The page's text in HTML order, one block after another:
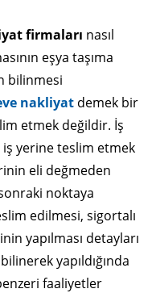
firmaları nasıl
eşya taşıma
bilinmesi
nakliyat demek bir
etmek değildir. İş
iş yerine teslim etmek
eli değmeden
noktaya
edilmesi, sigortalı
yapılması detayları
yapıldığında
faaliyetler